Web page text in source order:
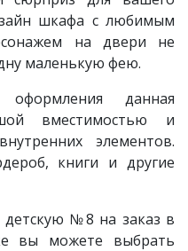
шкафа с любимым
на двери не
маленькую фею.
данная
вместимостью и
элементов.
книги и другие
№8 на заказ в
вы можете выбрать